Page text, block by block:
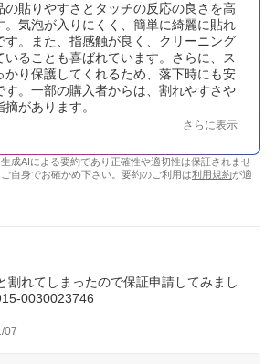
の貼りやすさとタッチの反応の良さを高
。気泡が入りにくく、簡単に綺麗に貼れ
す。また、指感触が良く、クリーニング
いることも喜ばれています。さらに、ス
かり保護してくれるため、落下時にも安
す。一部の購入者からは、割れやすさや
があります。
さらに表示
成AIによる要約であり正確性や適切性は保証されませ
自身でお確かめ下さい。要約のご利用は利用規約が適
割れてしまったので保証申請してみまし
0030023746
07